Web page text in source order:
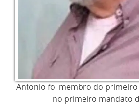
Antonio foi membro do primeiro
no primeiro mandato